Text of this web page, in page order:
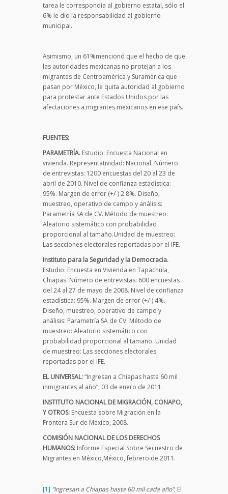
tarea le correspondía al gobierno estatal, sólo el
6% le dio la responsabilidad al gobierno
municipal.
Asimismo, un 61%mencionó que el hecho de que
las autoridades mexicanas no protejan a los
migrantes de Centroamérica y Suramérica que
pasan por México, le quita autoridad al gobierno
para protestar ante Estados Unidos por las
afectaciones a migrantes mexicanos en ese país.
FUENTES:
PARAMETRÍA. Estudio: Encuesta Nacional en
vivienda. Representatividad: Nacional. Número
de entrevistas: 1200 encuestas del 20 al 23 de
abril de 2010. Nivel de confianza estadística:
95%. Margen de error (+/-) 2.8%. Diseño,
muestreo, operativo de campo y análisis:
Parametría SA de CV. Método de muestreo:
Aleatorio sistemático con probabilidad
proporcional al tamaño.Unidad de muestreo:
Las secciones electorales reportadas por el IFE.
Instituto para la Seguridad y la Democracia.
Estudio: Encuesta en Vivienda en Tapachula,
Chiapas. Número de entrevistas: 600 encuestas
del 24 al 27 de mayo de 2008. Nivel de confianza
estadística: 95%. Margen de error (+/-) 4%.
Diseño, muestreo, operativo de campo y
análisis: Parametría SA de CV. Método de
muestreo: Aleatorio sistemático con
probabilidad proporcional al tamaño. Unidad
de muestreo: Las secciones electorales
reportadas por el IFE.
EL UNIVERSAL:“Ingresan a Chiapas hasta 60 mil
inmigrantes al año”, 03 de enero de 2011.
INSTITUTO NACIONAL DE MIGRACIÓN, CONAPO,
Y OTROS: Encuesta sobre Migración en la
Frontera Sur de México, 2008.
COMISIÓN NACIONAL DE LOS DERECHOS
HUMANOS: Informe Especial Sobre Secuestro de
Migrantes en México,México, febrero de 2011.
[1] “Ingresan a Chiapas hasta 60 mil cada año”, El